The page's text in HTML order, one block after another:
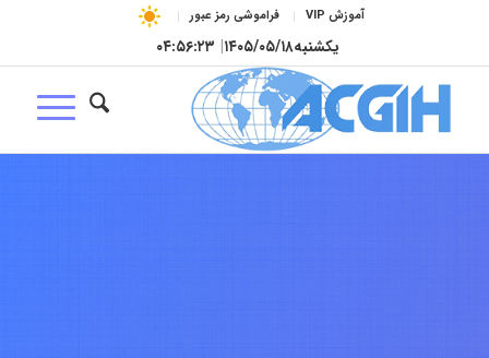
آموزش VIP فراموشی رمز عبور
یکشنبه۱۴۰۵/۰۵/۱۸| ۰۴:۵۶:۲۴